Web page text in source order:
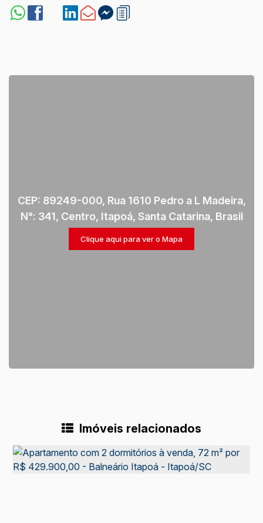
CEP: 89249-000, Rua 1610 Pedro a L Madeira,
N°: 341, Centro, Itapoá, Santa Catarina, Brasil
Clique aqui para ver o Mapa
Imóveis relacionados